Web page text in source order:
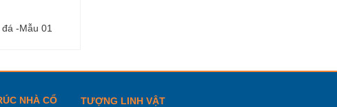
-Mẫu 01
NHÀ CỔ TƯỢNG LINH VẬT